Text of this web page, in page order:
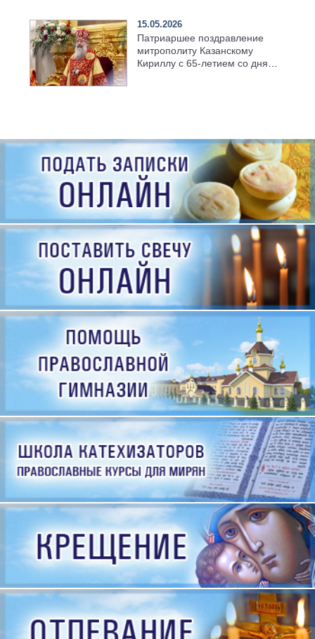
15.05.2026
Патриаршее поздравление
митрополиту Казанскому
Кириллу с 65-летием со дня